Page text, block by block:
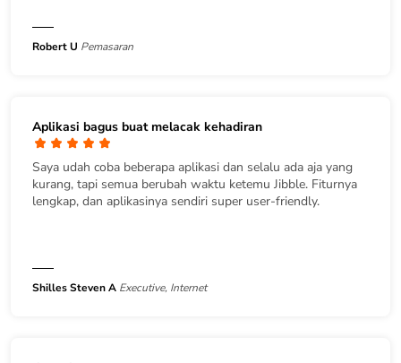
Robert U Pemasaran
Aplikasi bagus buat melacak kehadiran
Saya udah coba beberapa aplikasi dan selalu ada aja yang
kurang, tapi semua berubah waktu ketemu Jibble. Fiturnya
lengkap, dan aplikasinya sendiri super user-friendly.
Shilles Steven A Executive, Internet